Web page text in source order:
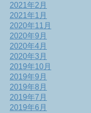
2021年2月
2021年1月
2020年11月
2020年9月
2020年4月
2020年3月
2019年10月
2019年9月
2019年8月
2019年7月
2019年6月